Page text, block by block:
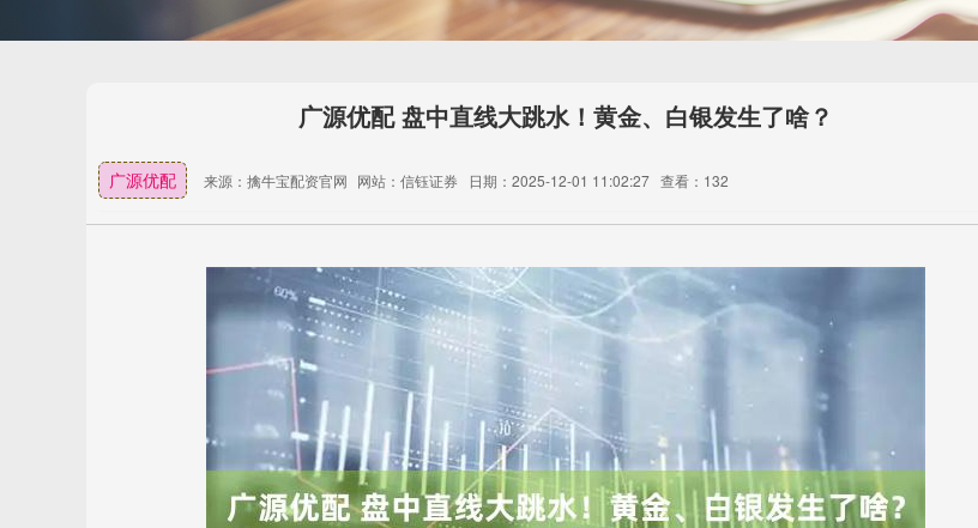
广源优配 盘中直线大跳水！黄金、白银发生了啥？
广源优配 来源：擒牛宝配资官网 网站：信钰证券 日期：2025-12-01 11:02:27 查看：132